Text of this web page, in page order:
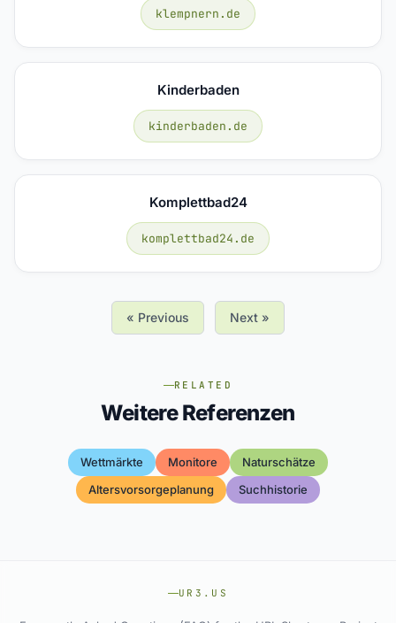
klempnern.de
Kinderbaden
kinderbaden.de
Komplettbad24
komplettbad24.de
« Previous Next »
RELATED
Weitere Referenzen
Wettmärkte Monitore
Naturschätze
Altersvorsorgeplanung
Suchhistorie
UR3.US